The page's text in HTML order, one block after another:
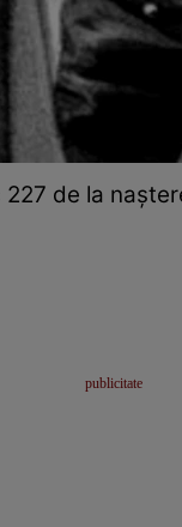
de la